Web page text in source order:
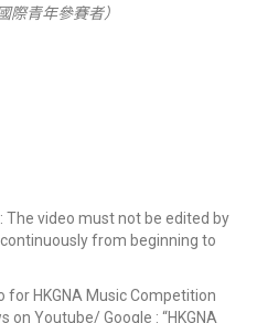
際青年參賽者）
: The video must not be edited by
from beginning to
for HKGNA Music Competition
Youtube/ Google : “HKGNA